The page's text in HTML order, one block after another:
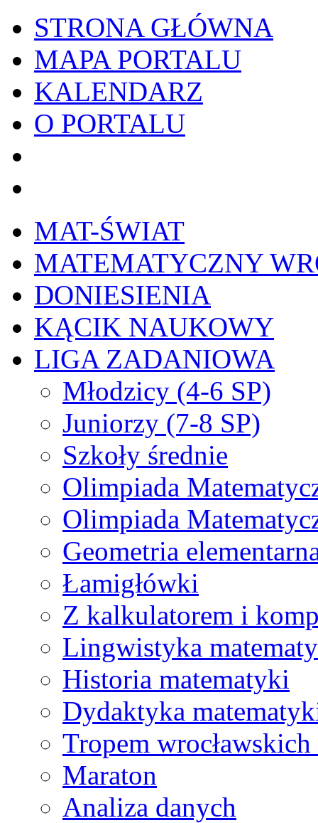
STRONA GŁÓWNA
MAPA PORTALU
KALENDARZ
O PORTALU
MAT-ŚWIAT
MATEMATYCZNY
DONIESIENIA
KĄCIK NAUKOWY
LIGA ZADANIOWA
Młodzicy (4-6 SP)
Juniorzy (7-8 SP)
Szkoły średnie
Olimpiada
Olimpiada
Geometria
Łamigłówki
Z kalkulatorem i
Lingwistyka
Historia matematyki
Dydaktyka
Tropem
Maraton
Analiza danych